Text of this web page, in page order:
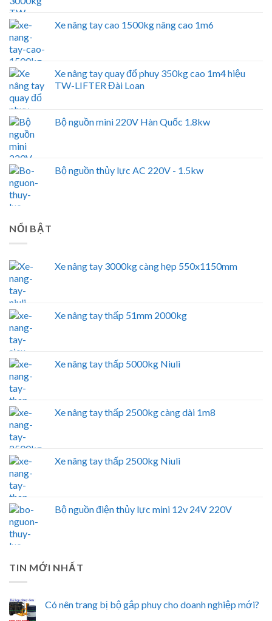
Xe nâng tay cao 1500kg nâng cao 1m6
Xe nâng tay quay đổ phuy 350kg cao 1m4 hiệu
TW-LIFTER Đài Loan
Bộ nguồn mini 220V Hàn Quốc 1.8kw
Bộ nguồn thủy lực AC 220V - 1.5kw
NỔI BẬT
Xe nâng tay 3000kg càng hẹp 550x1150mm
Xe nâng tay thấp 51mm 2000kg
Xe nâng tay thấp 5000kg Niuli
Xe nâng tay thấp 2500kg càng dài 1m8
Xe nâng tay thấp 2500kg Niuli
Bộ nguồn điện thủy lực mini 12v 24V 220V
TIN MỚI NHẤT
Có nên trang bị bộ gắp phuy cho doanh nghiệp mới?